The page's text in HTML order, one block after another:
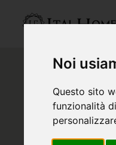
Noi
Questo sito
funzionalità